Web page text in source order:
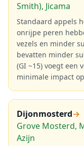
Smith), Jicama
Standaard appels
onrijpe peren
vezels en minder
bevatten minder
(GI ~15) voegt een
minimale impact
Dijonmosterd→
Grove Mosterd,
Azijn